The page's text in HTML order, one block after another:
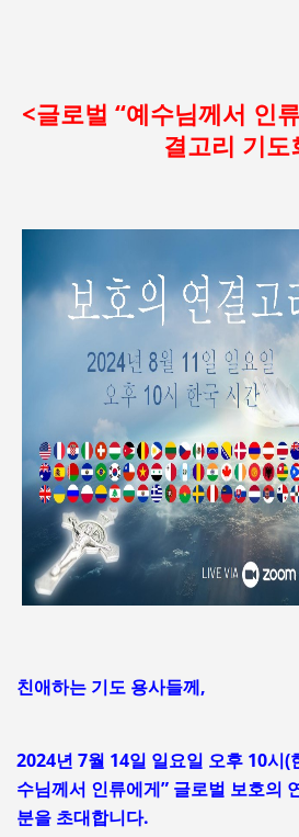
<글로벌 “예수님께서 인
결고리 기도
친애하는 기도 용사들께,
2024년 7월 14일 일요일 오후 10시(
수님께서 인류에게” 글로벌 보호의
분을 초대합니다.